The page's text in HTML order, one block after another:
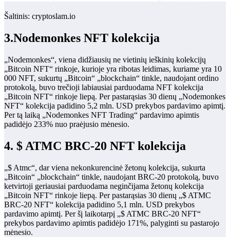
Šaltinis: cryptoslam.io
3.Nodemonkes NFT kolekcija
„Nodemonkes“, viena didžiausių ne vietinių ieškinių kolekcijų
„Bitcoin NFT“ rinkoje, kurioje yra ribotas leidimas, kuriame yra 10
000 NFT, sukurtų „Bitcoin“ „blockchain“ tinkle, naudojant ordino
protokolą, buvo trečioji labiausiai parduodama NFT kolekcija
„Bitcoin NFT“ rinkoje liepą. Per pastarąsias 30 dienų „Nodemonkes
NFT“ kolekcija padidino 5,2 mln. USD prekybos pardavimo apimtį.
Per tą laiką „Nodemonkes NFT Trading“ pardavimo apimtis
padidėjo 233% nuo praėjusio mėnesio.
4. $ ATMC BRC-20 NFT kolekcija
„$ Atmc“, dar viena nekonkurencinė žetonų kolekcija, sukurta
„Bitcoin“ „blockchain“ tinkle, naudojant BRC-20 protokolą, buvo
ketvirtoji geriausiai parduodama neginčijama žetonų kolekcija
„Bitcoin NFT“ rinkoje liepą. Per pastarąsias 30 dienų „$ ATMC
BRC-20 NFT“ kolekcija padidino 5,1 mln. USD prekybos
pardavimo apimtį. Per šį laikotarpį „$ ATMC BRC-20 NFT“
prekybos pardavimo apimtis padidėjo 171%, palyginti su pastarojo
mėnesio.